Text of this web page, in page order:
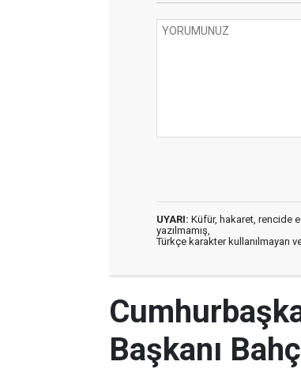
UYARI: Küfür, hakaret, rencide
yazılmamış,
Türkçe karakter kullanılmayan
Başkanı